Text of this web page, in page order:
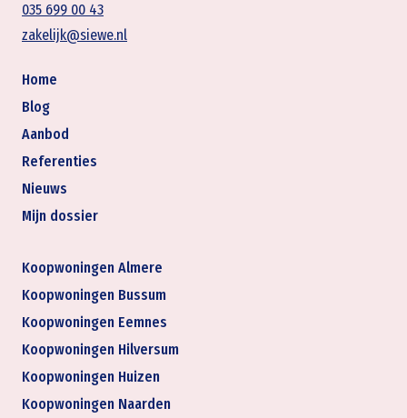
035 699 00 43
zakelijk@siewe.nl
Home
Blog
Aanbod
Referenties
Nieuws
Mijn dossier
Koopwoningen Almere
Koopwoningen Bussum
Koopwoningen Eemnes
Koopwoningen Hilversum
Koopwoningen Huizen
Koopwoningen Naarden